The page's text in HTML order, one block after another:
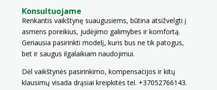
Konsultuojame
Renkantis vaikštynę suaugusiems, būtina atsižvelgti į
asmens poreikius, judėjimo galimybes ir komfortą.
Geriausia pasirinkti modelį, kuris bus ne tik patogus,
bet ir saugus ilgalaikiam naudojimui.
Dėl vaikštynės pasirinkimo, kompensacijos ir kitų
klausimų visada drąsiai kreipkitės tel. +37052766143.